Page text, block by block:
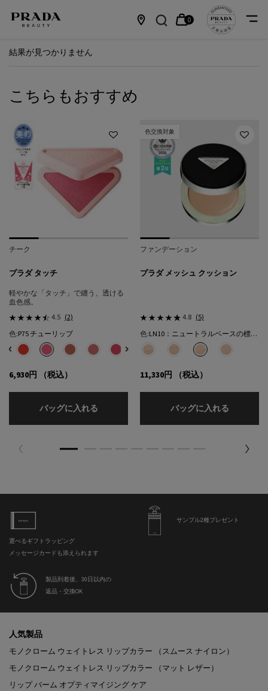
0
0 カート内の製品
結果が見つかりません
こちらもおすすめ
チーク
プラダ タッチ
軽やかな「タッチ」で纏う、透ける
血色感。
4.5 (2)
色:P75 チューリップ
色を選択してください
{1} の場合
済み
カフェ のカラー プラダ タッチ、1/8
選択済み
R68 チェリー のカラー プラダ タッチ、2/8
選択済み
P75 チューリップ のカラー プラダ タッチ、3/8
選択済み
P71 ボウ のカラー プラダ タッチ、4/8
選択済み
P72 ピンクダリア のカラー プラダ タッチ、5/8
選択済み
P76 リリー のカラー プラダ タッチ、6/8
選択済み
P79 モーヴ のカラー プラダ タッチ、7/8
選択済み
O86 ピーチ のカラー プラダ タッ
6,930円 （税込）
バッグに入れる
色交換対象
ファンデーション
プラダ メッシュ クッション
4.8 (5)
色:
LN10：ニュートラルベースの標準的な色★
色を選択してください
{1} の場合
選択済み
LC5：クールベースの明るい色​ のカラ
選択済み
LN5：ニュートラル ベースの
選択済み
LN10：ニュートラル
選択済み
LN25：ニュ
11,330円 （税込）
バッグに入れる
選べるギフトラッピング
メッセージカードも添えられます
サンプル2種プレゼント
製品到着後、30日以内の
返品・交換OK
人気製品
モノクローム ウェイトレス リップカラー （スムース ナイロン）
モノクローム ウェイトレス リップカラー （マット レザー）
リップ バーム オプティマイジング ケア